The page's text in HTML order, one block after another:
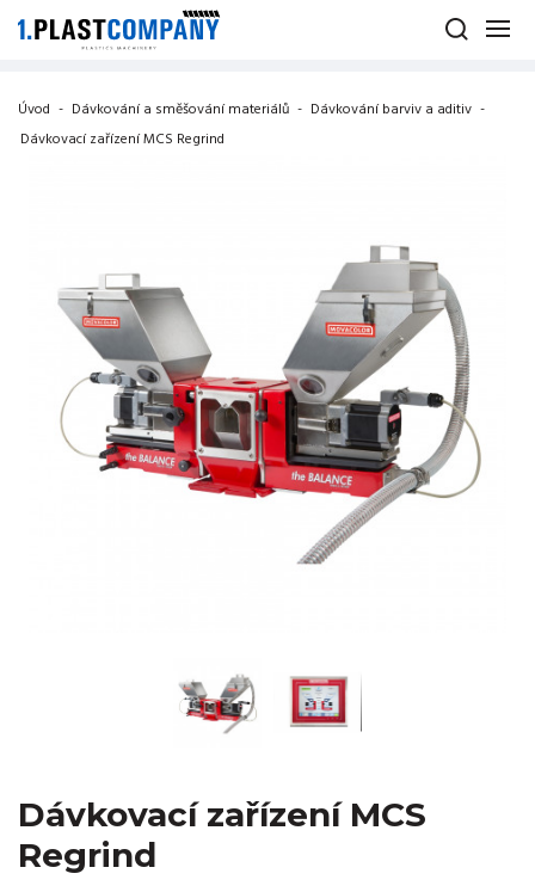
Úvod - Dávkování a směšování materiálů - Dávkování barviv a aditiv -
Dávkovací zařízení MCS Regrind
Dávkovací zařízení MCS
Regrind